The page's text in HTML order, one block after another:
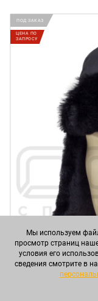
ПОД ЗАКАЗ
ЦЕНА ПО
ЗАПРОСУ
Мы используем
просмотр страниц
условия его
сведения смотрите в